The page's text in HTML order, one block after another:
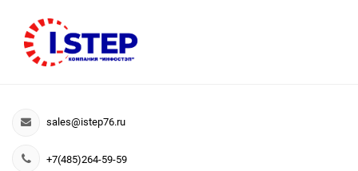
sales@istep76.ru
+7(485)264-59-59